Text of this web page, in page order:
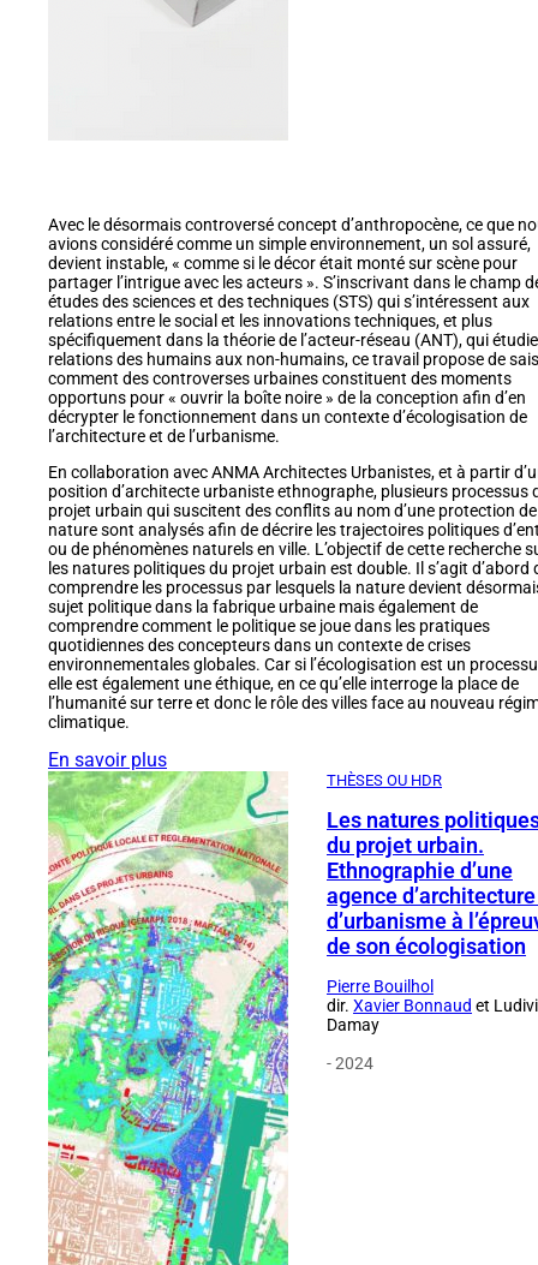
Avec le désormais controversé concept d’anthropocène, ce que
avions considéré comme un simple environnement, un sol assuré,
devient instable, « comme si le décor était monté sur scène pour
partager l’intrigue avec les acteurs ». S’inscrivant dans le champ
études des sciences et des techniques (STS) qui s’intéressent aux
relations entre le social et les innovations techniques, et plus
spécifiquement dans la théorie de l’acteur-réseau (ANT), qui
relations des humains aux non-humains, ce travail propose de
comment des controverses urbaines constituent des moments
opportuns pour « ouvrir la boîte noire » de la conception afin d’en
décrypter le fonctionnement dans un contexte d’écologisation de
l’architecture et de l’urbanisme.
En collaboration avec ANMA Architectes Urbanistes, et à partir
position d’architecte urbaniste ethnographe, plusieurs processus
projet urbain qui suscitent des conflits au nom d’une protection
nature sont analysés afin de décrire les trajectoires politiques
ou de phénomènes naturels en ville. L’objectif de cette recherche
les natures politiques du projet urbain est double. Il s’agit d’abord
comprendre les processus par lesquels la nature devient
sujet politique dans la fabrique urbaine mais également de
comprendre comment le politique se joue dans les pratiques
quotidiennes des concepteurs dans un contexte de crises
environnementales globales. Car si l’écologisation est un
elle est également une éthique, en ce qu’elle interroge la place de
l’humanité sur terre et donc le rôle des villes face au nouveau
climatique.
En savoir plus
THÈSES OU HDR
Les natures
du projet urbain.
Ethnographie d’une
agence
d’urbanisme à
de son écologisation
Pierre Bouilhol
dir. Xavier Bonnaud et
Damay
- 2024